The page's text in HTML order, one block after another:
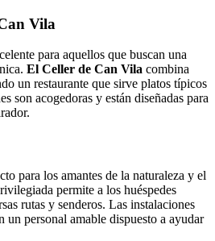
Vila
para aquellos que buscan una
El Celler de Can Vila combina
un restaurante que sirve platos típicos
son acogedoras y están diseñadas para
para los amantes de la naturaleza y el
permite a los huéspedes
rutas y senderos. Las instalaciones
un personal amable dispuesto a ayudar